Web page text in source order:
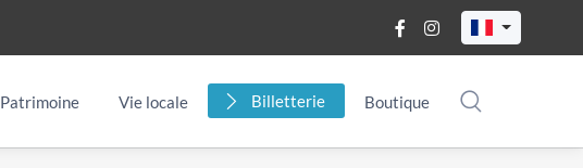
Patrimoine Vie locale Billetterie Boutique